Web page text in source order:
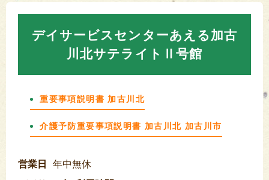
デイサービスセンターあえる加古
川北サテライトⅡ号館
重要事項説明書 加古川北
介護予防重要事項説明書 加古川北 加古川市
営業日
年中無休